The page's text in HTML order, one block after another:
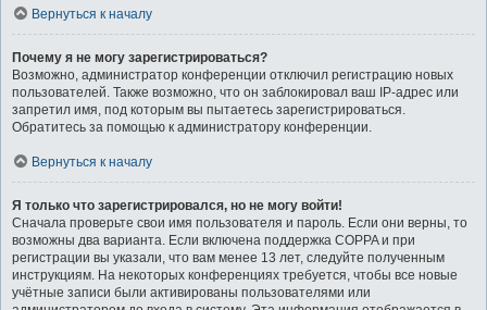
Вернуться к началу
Почему я не могу зарегистрироваться?
Возможно, администратор конференции отключил регистрацию новых
пользователей. Также возможно, что он заблокировал ваш IP-адрес или
запретил имя, под которым вы пытаетесь зарегистрироваться.
Обратитесь за помощью к администратору конференции.
Вернуться к началу
Я только что зарегистрировался, но не могу войти!
Сначала проверьте свои имя пользователя и пароль. Если они верны, то
возможны два варианта. Если включена поддержка COPPA и при
регистрации вы указали, что вам менее 13 лет, следуйте полученным
инструкциям. На некоторых конференциях требуется, чтобы все новые
учётные записи были активированы пользователями или